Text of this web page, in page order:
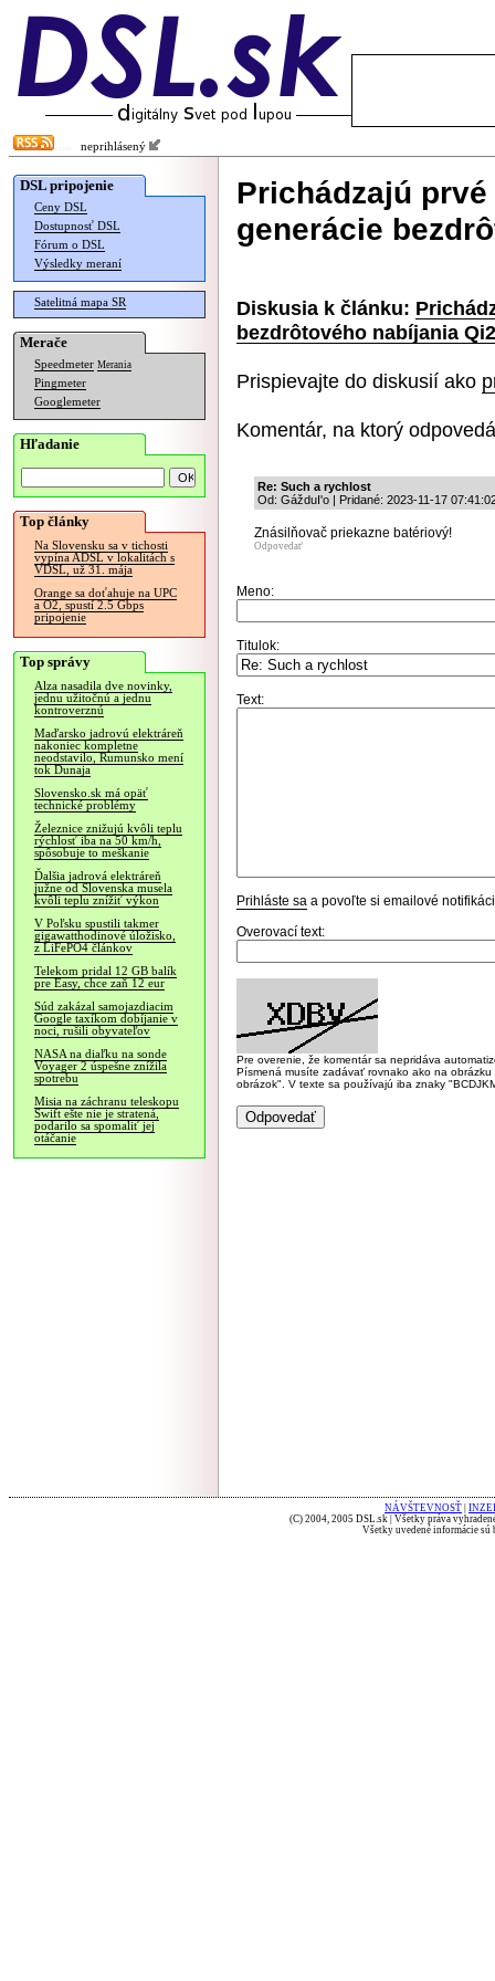
neprihlásený
DSL pripojenie
Ceny DSL
Dostupnosť DSL
Fórum o DSL
Výsledky meraní
Satelitná mapa SR
Merače
Speedmeter Merania
Pingmeter
Googlemeter
Hľadanie
Top články
Na Slovensku sa v tichosti
vypína ADSL v lokalitách s
VDSL, už 31. mája
Orange sa doťahuje na UPC
a O2, spustí 2.5 Gbps
pripojenie
Top správy
Alza nasadila dve novinky,
jednu užitočnú a jednu
kontroverznú
Maďarsko jadrovú elektráreň
nakoniec kompletne
neodstavilo, Rumunsko mení
tok Dunaja
Slovensko.sk má opäť
technické problémy
Železnice znižujú kvôli teplu
rýchlosť iba na 50 km/h,
spôsobuje to meškanie
Ďalšia jadrová elektráreň
južne od Slovenska musela
kvôli teplu znížiť výkon
V Poľsku spustili takmer
gigawatthodinové úložisko,
z LiFePO4 článkov
Telekom pridal 12 GB balík
pre Easy, chce zaň 12 eur
Súd zakázal samojazdiacim
Google taxíkom dobíjanie v
noci, rušili obyvateľov
NASA na diaľku na sonde
Voyager 2 úspešne znížila
spotrebu
Misia na záchranu teleskopu
Swift ešte nie je stratená,
podarilo sa spomaliť jej
otáčanie
Prichádzajú
generácie
Diskusia k článku:
bezdrôtového nabíjania Qi2
Prispievajte do diskusií ako
Komentár, na ktorý
Re: Such a rychlost
Od: GážduI'o | Pridané: 2023-11-17
Znásilňovač priekazne batériový!
Odpovedať
Meno:
Titulok:
Text:
Prihláste sa a povoľte si emailové
Overovací text:
Pre overenie, že komentár sa nepridáva
Písmená musíte zadávať rovnako ako na
obrázok". V texte sa používajú iba znaky
NÁVŠTEVNOSŤ
(C) 2004, 2005 DSL.sk | Všetky práva
Všetky uvedené informácie sú